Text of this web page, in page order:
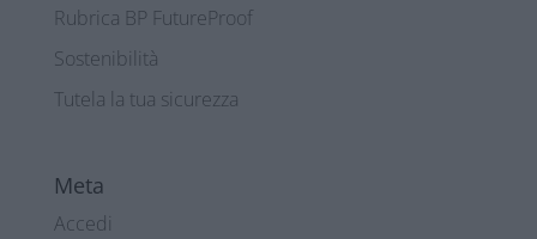
Rubrica BP FutureProof
Sostenibilità
Tutela la tua sicurezza
Meta
Accedi